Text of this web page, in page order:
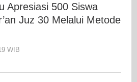
Juz
Apresiasi 500 Siswa
Juz 30 Melalui Metode
WIB